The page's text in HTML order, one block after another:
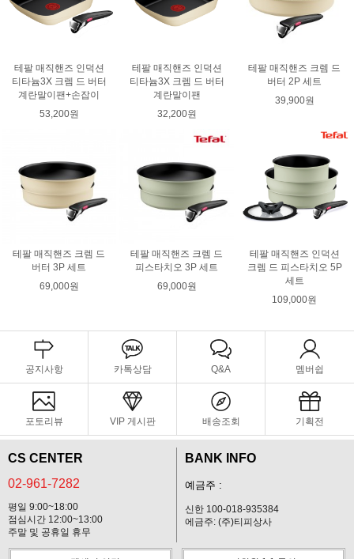
테팔 매직핸즈 인덕션
티타늄3X 크렘 드 버터
계란말이팬+손잡이
53,200원
테팔 매직핸즈 인덕션
티타늄3X 크렘 드 버터
계란말이팬
32,200원
테팔 매직핸즈 크렘 드
버터 2P 세트
39,900원
테팔 매직핸즈 크렘 드
버터 3P 세트
69,000원
테팔 매직핸즈 크렘 드
피스타치오 3P 세트
69,000원
테팔 매직핸즈 인덕션
크렘 드 피스타치오 5P
세트
109,000원
공지사항 카톡상담 Q&A 멤버쉽
포토리뷰 VIP 게시판 배송조회 기획전
CS CENTER
02-961-7282
평일 9:00~18:00
점심시간 12:00~13:00
주말 및 공휴일 휴무
BANK INFO
예금주 :
신한 100-018-935384
에금주: (주)티피상사